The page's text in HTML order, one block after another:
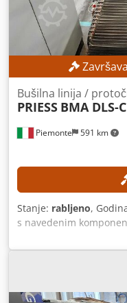
Piemonte 591 km
Bušilna linija /
PRIESS BMA DLS-
Stanje: rabljeno,
s navedenim
sustav za skladištenje)
DTW-CNC PRIESS BMA
PRIESS sustav za
duljina ploče: 1.500